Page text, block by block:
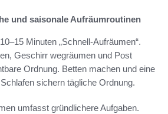
und saisonale Aufräumroutinen
Minuten „Schnell-Aufräumen“.
Geschirr wegräumen und Post
Ordnung. Betten machen und eine
sichern tägliche Ordnung.
umfasst gründlichere Aufgaben.